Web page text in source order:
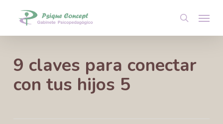
search
9 claves para conectar
con tus hijos 5